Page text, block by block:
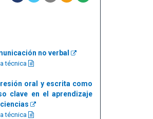
no verbal
técnica
oral y escrita como
clave en el aprendizaje
ciencias
técnica